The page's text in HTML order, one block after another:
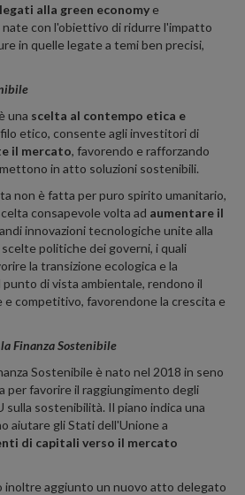
alla green economy e
con l'obiettivo di ridurre l'impatto
in quelle legate a temi ben precisi,
una scelta al contempo etica e
etico, consente agli investitori di
il mercato, favorendo e rafforzando
in atto soluzioni sostenibili.
non è fatta per puro spirito umanitario,
consapevole volta ad aumentare il
innovazioni tecnologiche unite alla
politiche dei governi, i quali
la transizione ecologica e la
di vista ambientale, rendono il
competitivo, favorendone la crescita e
Finanza Sostenibile
Sostenibile è nato nel 2018 in seno
per favorire il raggiungimento degli
sostenibilità. Il piano indica una
aiutare gli Stati dell'Unione a
di capitali verso il mercato
inoltre aggiunto un nuovo atto delegato